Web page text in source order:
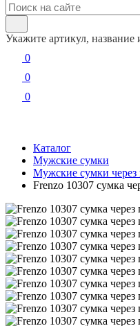
Укажите артикул,
0
0
0
Каталог
Мужские сумки
Мужские сумки через
Frenzo 10307 сумка